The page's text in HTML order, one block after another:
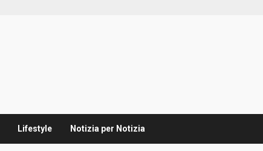
Lifestyle Notizia per Notizia